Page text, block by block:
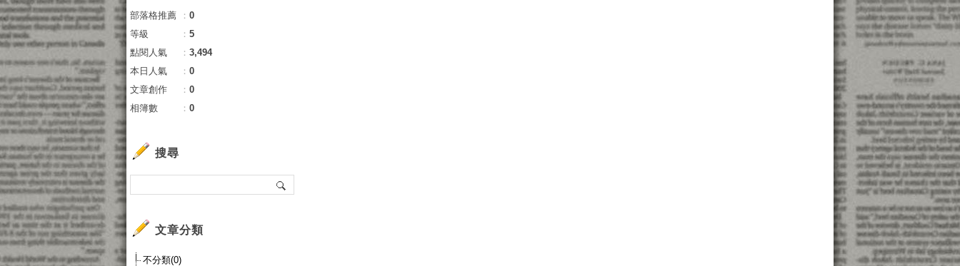
部落格推薦 ： 0
等級
： 5
點閱人氣
： 3,494
本日人氣
： 0
文章創作
： 0
相簿數
： 0
搜尋
文章分類
不分類(0)